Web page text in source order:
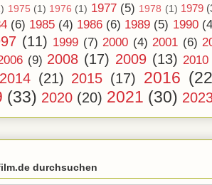
1975 (1) 1976 (1) 1977 (5) 1978 (1) 1979
(6) 1985 (4) 1986 (6) 1989 (5) 1990
(11) 1999 (7) 2000 (4) 2001 (6)
(9) 2008 (17) 2009 (13) 2010
2014 (21) 2015 (17) 2016
(33) 2020 (20) 2021 (30)
durchsuchen